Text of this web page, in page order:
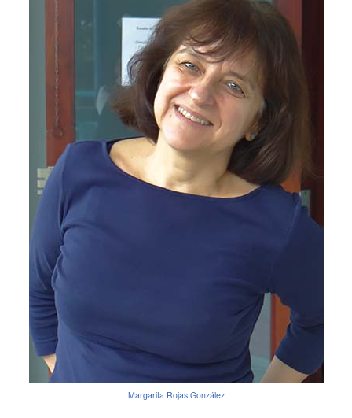
Margarita Rojas González